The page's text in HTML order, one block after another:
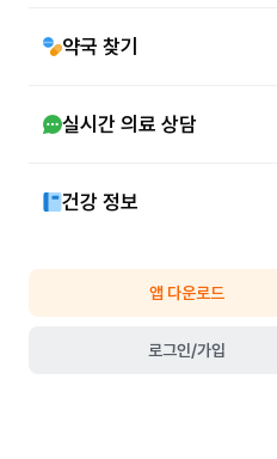
약국 찾기
실시간 의료 상담
건강 정보
앱 다운로드
로그인/가입